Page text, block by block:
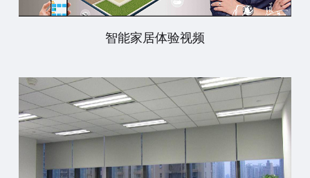
智能家居体验视频